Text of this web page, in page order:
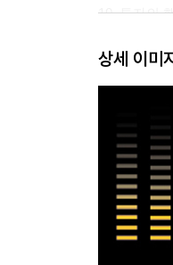
10. 투자의
2장 | 자산을
3. 투자기
4. 투자기
[심화학습]
3장 | 현금
상세 이미